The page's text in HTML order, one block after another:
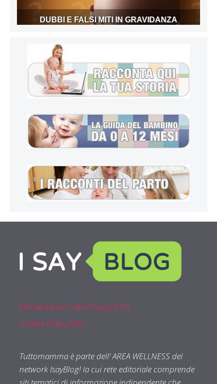
DUBBI E FALSI MITI IN GRAVIDANZA
Dichiarazione sulla Privacy (UE)
Cookie Policy (UE)
Tuttomamma è parte dell' AREA WELLNESS del
network IsayBlog! la cui rete editoriale comprende